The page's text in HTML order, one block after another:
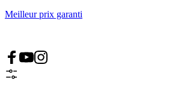
Meilleur prix garanti